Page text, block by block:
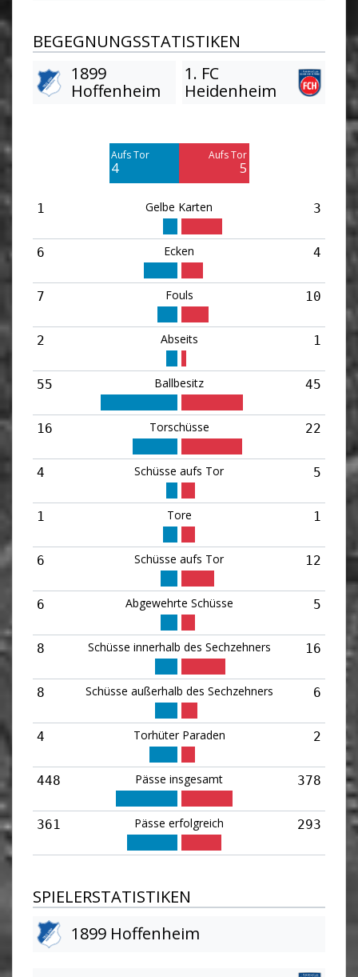
BEGEGNUNGSSTATISTIKEN
1899
Hoffenheim
1. FC
Heidenheim
Aufs Tor
4
Aufs Tor
5
1 Gelbe Karten 3
6 Ecken 4
7 Fouls 10
2 Abseits 1
55 Ballbesitz 45
16 Torschüsse 22
4 Schüsse aufs Tor 5
1 Tore 1
6 Schüsse aufs Tor 12
6 Abgewehrte Schüsse 5
8 Schüsse innerhalb des Sechzehners 16
8 Schüsse außerhalb des Sechzehners 6
4 Torhüter Paraden 2
448 Pässe insgesamt 378
361 Pässe erfolgreich 293
SPIELERSTATISTIKEN
1899 Hoffenheim